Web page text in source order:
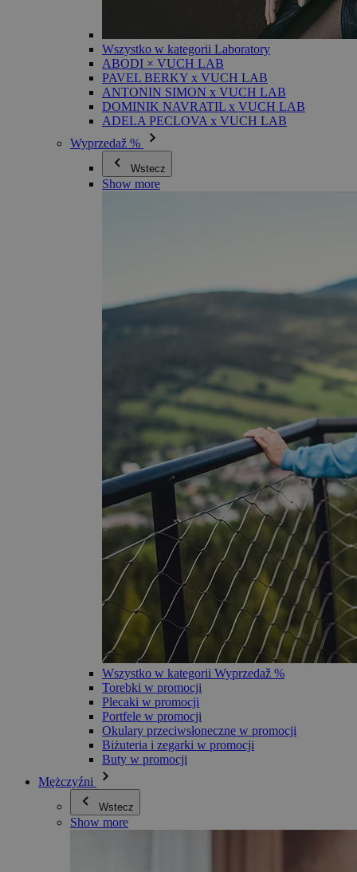
Wszystko w kategorii Laboratory
ABODI × VUCH LAB
PAVEL BERKY x VUCH LAB
ANTONIN SIMON x VUCH LAB
DOMINIK NAVRATIL x VUCH LAB
ADELA PECLOVA x VUCH LAB
Wyprzedaž %
Wstecz
Show more
Wszystko w kategorii Wyprzedaž %
Torebki w promocji
Plecaki w promocji
Portfele w promocji
Okulary przeciwsłoneczne w promocji
Biżuteria i zegarki w promocji
Buty w promocji
Mężczyźni
Wstecz
Show more